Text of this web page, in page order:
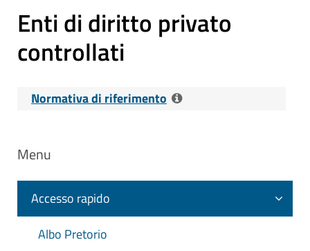
Enti di diritto privato
controllati
Normativa di riferimento
- Dichiarazione sulla insussistenza di
cause di inconferibilità o
incompatibilità
D. Lgs. 14 Marzo 2013 n. 33 Art. 22,
Menu
Accesso rapido
Albo Pretorio